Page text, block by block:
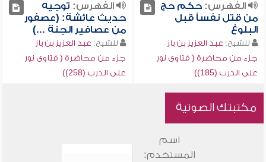
الفهرس:حكم حج
من قتل نفساً قبل
البلوغ
للشيخ: عبد العزيز بن باز
جزء من محاضرة ( فتاوى نور
على الدرب (185))
الفهرس: توجيه
حديث عائشة: (عصفور
من عصافير الجنة ...)
للشيخ: عبد العزيز بن باز
جزء من محاضرة ( فتاوى نور
على الدرب (258))
مكتبتك الصوتية
اسم
المستخدم: